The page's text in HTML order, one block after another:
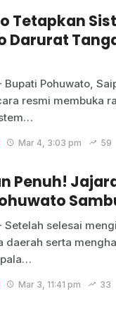
Tetapkan
Darurat
Bupati Pohuwato,
resmi membuka
…
Mar 4, 3:03 pm 59
Penuh!
Setelah selesai
daerah serta
…
Mar 3, 11:41 pm 33